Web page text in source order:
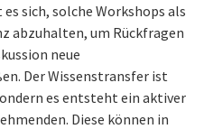
sich, solche Workshops als
abzuhalten, um Rückfragen
neue
Der Wissenstransfer ist
es entsteht ein aktiver
Diese können in